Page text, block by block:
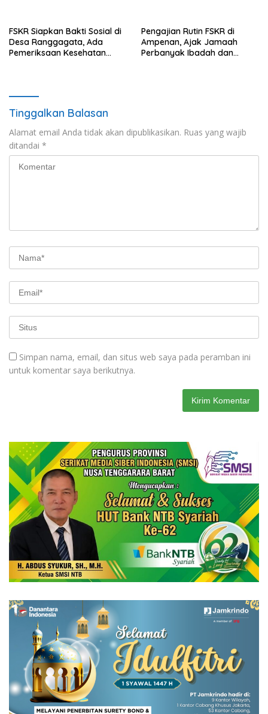
FSKR Siapkan Bakti Sosial di
Desa Ranggagata, Ada
Pemeriksaan Kesehatan
Pengajian Rutin FSKR di
Ampenan, Ajak Jamaah
Perbanyak Ibadah dan
Tinggalkan Balasan
Alamat email Anda tidak akan dipublikasikan. Ruas yang wajib
ditandai *
Simpan nama, email, dan situs web saya pada peramban ini
untuk komentar saya berikutnya.